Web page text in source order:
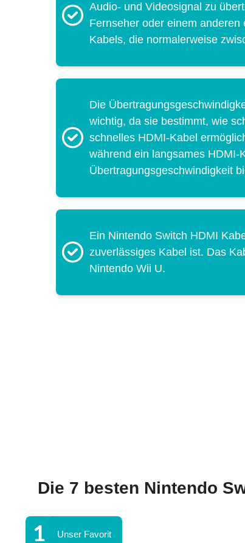
Audio- und Videosignal zu
Fernseher oder einem
Kabels, die normalerweise
Die
wichtig, da sie bestimmt, wie
schnelles HDMI-Kabel
während ein langsames
Übertragungsgeschwindigkeit
Ein Nintendo Switch HDMI
zuverlässiges Kabel ist. Das
Nintendo Wii U.
Die 7 besten Nintendo